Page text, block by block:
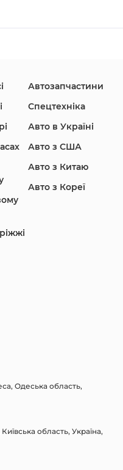
Hyundai
Jeep
Автозапчастини
Спецтехніка
Авто в Україні
Авто з США
Авто з Китаю
Авто з Кореї
Одеська область,
область, Україна,